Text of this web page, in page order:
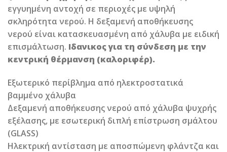
εγγυημένη αντοχή σε περιοχές με υψηλή
σκληρότητα νερού. Η δεξαμενή αποθήκευσης
νερού είναι κατασκευασμένη από χάλυβα με ειδική
επισμάλτωση. Ιδανικος για τη σύνδεση με την
κεντρική θέρμανση (καλοριφέρ).
Εξωτερικό περίβλημα από ηλεκτροστατικά
βαμμένο χάλυβα
Δεξαμενή αποθήκευσης νερού από χάλυβα ψυχρής
εξέλασης, με εσωτερική διπλή επίστρωση σμάλτου
(GLASS)
Ηλεκτρική αντίσταση με αποσπώμενη φλάντζα και